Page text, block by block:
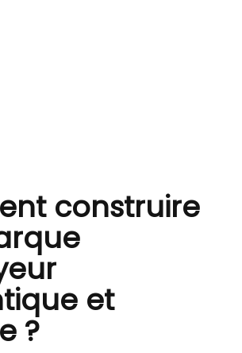
construire
et
?